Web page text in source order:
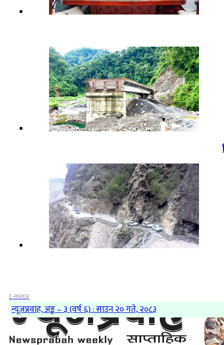
E-PAPER
न्यूजप्रवाह, अङ्क – ३ (वर्ष ६) : साउन २० गते, २०८३